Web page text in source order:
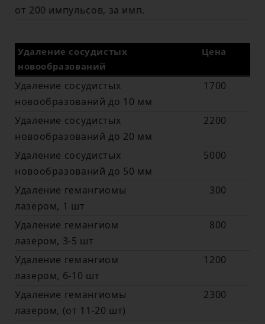
от 200 импульсов, за имп.
Удаление сосудистых
новообразований
Цена
Удаление сосудистых
новообразований до 10 мм
1700
Удаление сосудистых
новообразований до 20 мм
2200
Удаление сосудистых
новообразований до 50 мм
5000
Удаление гемангиомы
лазером, 1 шт
300
Удаление гемангиом
лазером, 3-5 шт
800
Удаление гемангиом
лазером, 6-10 шт
1200
Удаление гемангиомы
лазером, (от 11-20 шт)
2300